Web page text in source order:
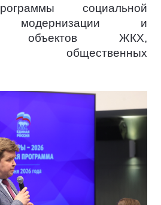
социальной
модернизации и
объектов ЖКХ,
общественных